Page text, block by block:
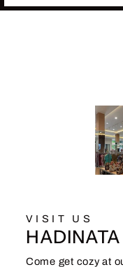
VISIT US
HADINATA
Come get cozy at